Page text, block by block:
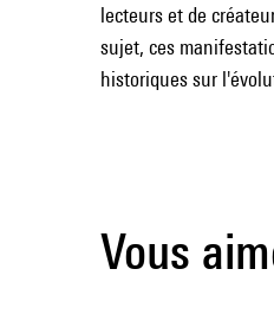
lecteurs et de
sujet, ces
historiques sur
Vous